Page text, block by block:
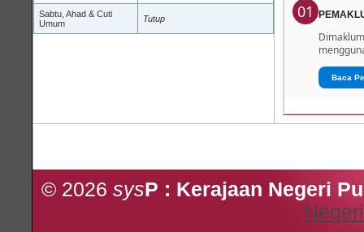
Sabtu, Ahad & Cuti
Umum
Tutup 01
Baca
© 2026 sysP : Kerajaan Negeri